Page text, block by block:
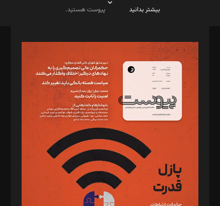
بیشتر بدانید
پیوست هستید.
مدیر مسئول: محمدباقر اثنی‌عشری
سردبیر: مهرک محمودی
دبیر تحریریه: میثم قاسمی
د‌بیر ناداستان: سمانه سمیع
د‌بیر خدمت و تجارت: ابوالفضل رجبی
د‌بیر حقوق فناوری: حسام‌الدین ایپکچی
د‌بیر پیوست جهان: مینا پاکدل
د‌بیر تحریریه آنلاین: بابک نقاش
تحریریه‌: مجتبی محمود‌ی، آرش برهمند، یسنا امان‌پور، سروش کرمیان،
مصطفی مسجدی آرانی، ابوالفضل رجبی، زهرا فکرانه، فائزه فتحی
رستمی،مصطفی باستان
ویرایش: نگار استاد‌‌آقا